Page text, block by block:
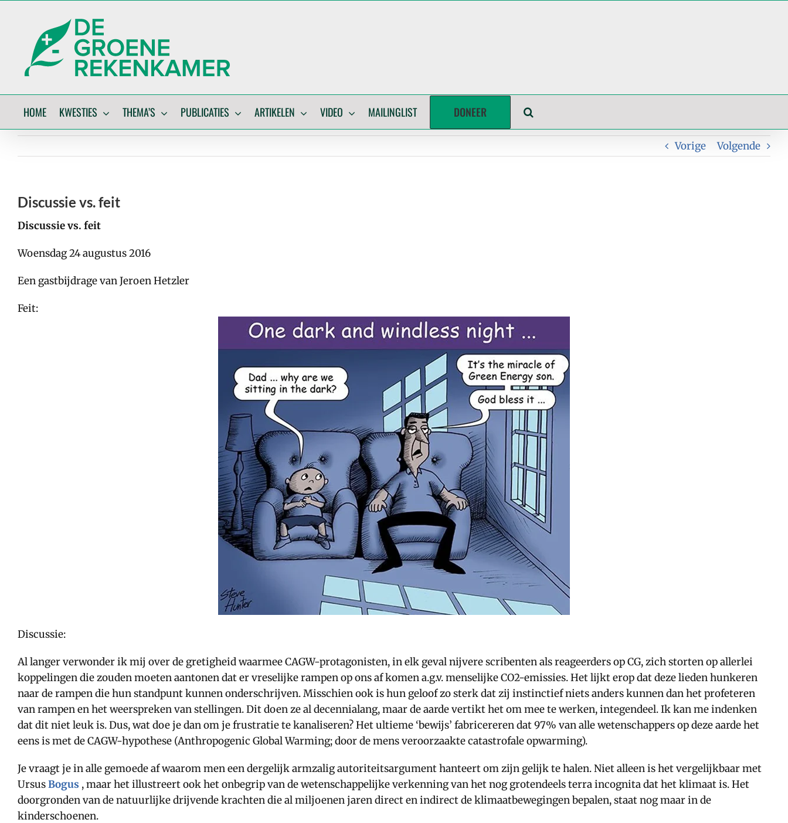
HOME KWESTIES THEMA’S PUBLICATIES ARTIKELEN VIDEO MAILINGLIST DONEER
Vorige Volgende
Discussie vs. feit
Discussie vs. feit
Woensdag 24 augustus 2016
Een gastbijdrage van Jeroen Hetzler
Feit:
Discussie:
Al langer verwonder ik mij over de gretigheid waarmee CAGW-protagonisten, in elk geval nijvere scribenten als reageerders op CG, zich storten op allerlei
koppelingen die zouden moeten aantonen dat er vreselijke rampen op ons af komen a.g.v. menselijke CO2-emissies. Het lijkt erop dat deze lieden hunkeren
naar de rampen die hun standpunt kunnen onderschrijven. Misschien ook is hun geloof zo sterk dat zij instinctief niets anders kunnen dan het profeteren
van rampen en het weerspreken van stellingen. Dit doen ze al decennialang, maar de aarde vertikt het om mee te werken, integendeel. Ik kan me indenken
dat dit niet leuk is. Dus, wat doe je dan om je frustratie te kanaliseren? Het ultieme ‘bewijs’ fabricereren dat 97% van alle wetenschappers op deze aarde het
eens is met de CAGW-hypothese (Anthropogenic Global Warming; door de mens veroorzaakte catastrofale opwarming).
Je vraagt je in alle gemoede af waarom men een dergelijk armzalig autoriteitsargument hanteert om zijn gelijk te halen. Niet alleen is het vergelijkbaar met
UrsusBogus , maar het illustreert ook het onbegrip van de wetenschappelijke verkenning van het nog grotendeels terra incognita dat het klimaat is. Het
doorgronden van de natuurlijke drijvende krachten die al miljoenen jaren direct en indirect de klimaatbewegingen bepalen, staat nog maar in de
kinderschoenen.